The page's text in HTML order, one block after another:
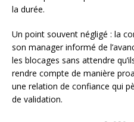
la durée.
Un point souvent négligé : la
son manager informé de
les blocages sans attendre
rendre compte de manière
une relation de confiance qui
de validation.